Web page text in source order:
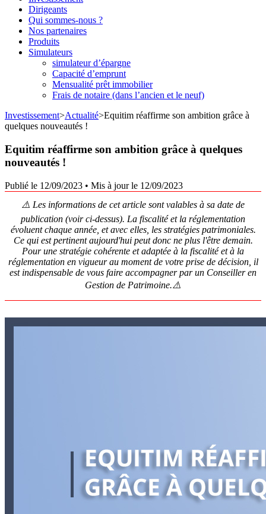
Dirigeants
Qui sommes-nous ?
Nos partenaires
Produits
Simulateurs
simulateur d’épargne
Capacité d’emprunt
Mensualité prêt immobilier
Frais de notaire (dans l’ancien et le neuf)
Investissement>Actualité>Equitim réaffirme son ambition grâce à
quelques nouveautés !
Equitim réaffirme son ambition grâce à quelques
nouveautés !
Publié le 12/09/2023 • Mis à jour le 12/09/2023
⚠️ Les informations de cet article sont valables à sa date de
publication (voir ci-dessus). La fiscalité et la réglementation
évoluent chaque année, et avec elles, les stratégies patrimoniales.
Ce qui est pertinent aujourd'hui peut donc ne plus l'être demain.
Pour une stratégie cohérente et adaptée à la fiscalité et à la
réglementation en vigueur au moment de votre prise de décision, il
est indispensable de vous faire accompagner par un Conseiller en
Gestion de Patrimoine.⚠️